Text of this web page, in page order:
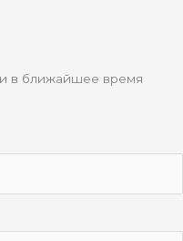
в ближайшее время